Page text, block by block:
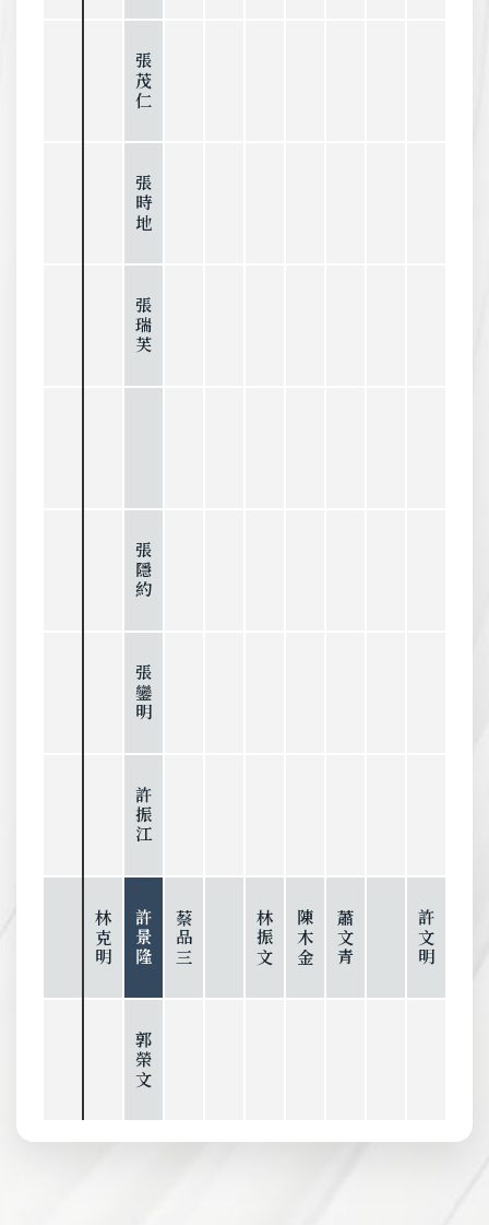
林克明
張茂仁
張時地
張瑞芙
張隱約
張鑾明
許振江
許景隆
郭榮文
蔡品三 林振文 陳木金 蕭文青 許文明